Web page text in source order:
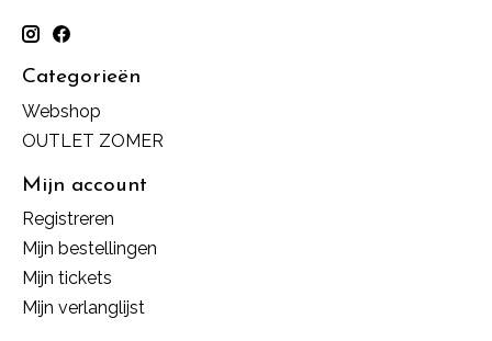
Categorieën
Webshop
OUTLET ZOMER
Mijn account
Registreren
Mijn bestellingen
Mijn tickets
Mijn verlanglijst